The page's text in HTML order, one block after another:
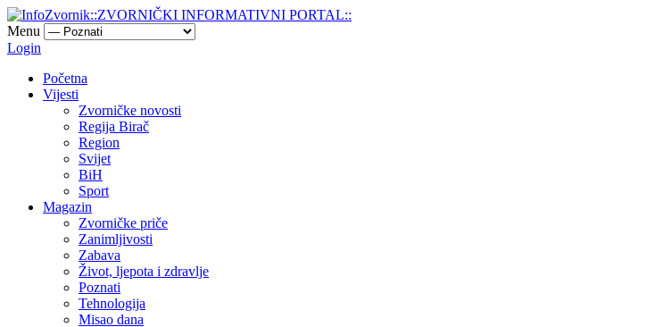
Menu
Login
Početna
Vijesti
Zvorničke novosti
Regija Birač
Region
Svijet
BiH
Sport
Magazin
Zvorničke priče
Zanimljivosti
Zabava
Život, ljepota i zdravlje
Poznati
Tehnologija
Misao dana